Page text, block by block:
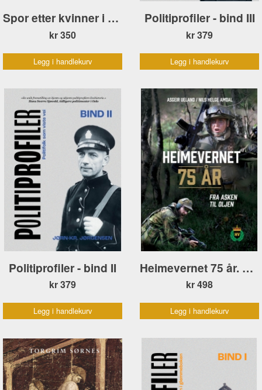
Spor etter kvinner i Riska
kr 350
Legg i handlekurv
Politiprofiler - bind III
kr 379
Legg i handlekurv
Politiprofiler - bind II
kr 379
Legg i handlekurv
Heimevernet 75 år. Fra asken til oljen
kr 498
Legg i handlekurv